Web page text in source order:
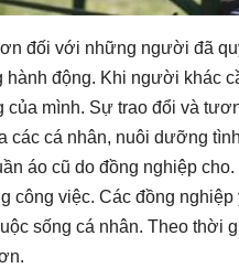
đối với những người đã
hành động. Khi người khác
của mình. Sự trao đổi và
các cá nhân, nuôi dưỡng
áo cũ do đồng nghiệp
công việc. Các đồng
sống cá nhân. Theo thời